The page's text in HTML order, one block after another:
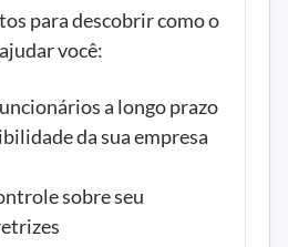
para descobrir como o
você:
a longo prazo
da sua empresa
sobre seu